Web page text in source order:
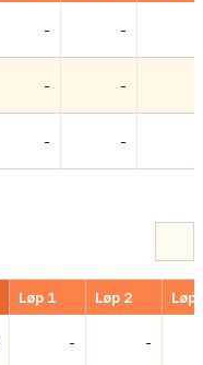
- -
- -
- -
Løp 1 Løp 2 Løp
- -